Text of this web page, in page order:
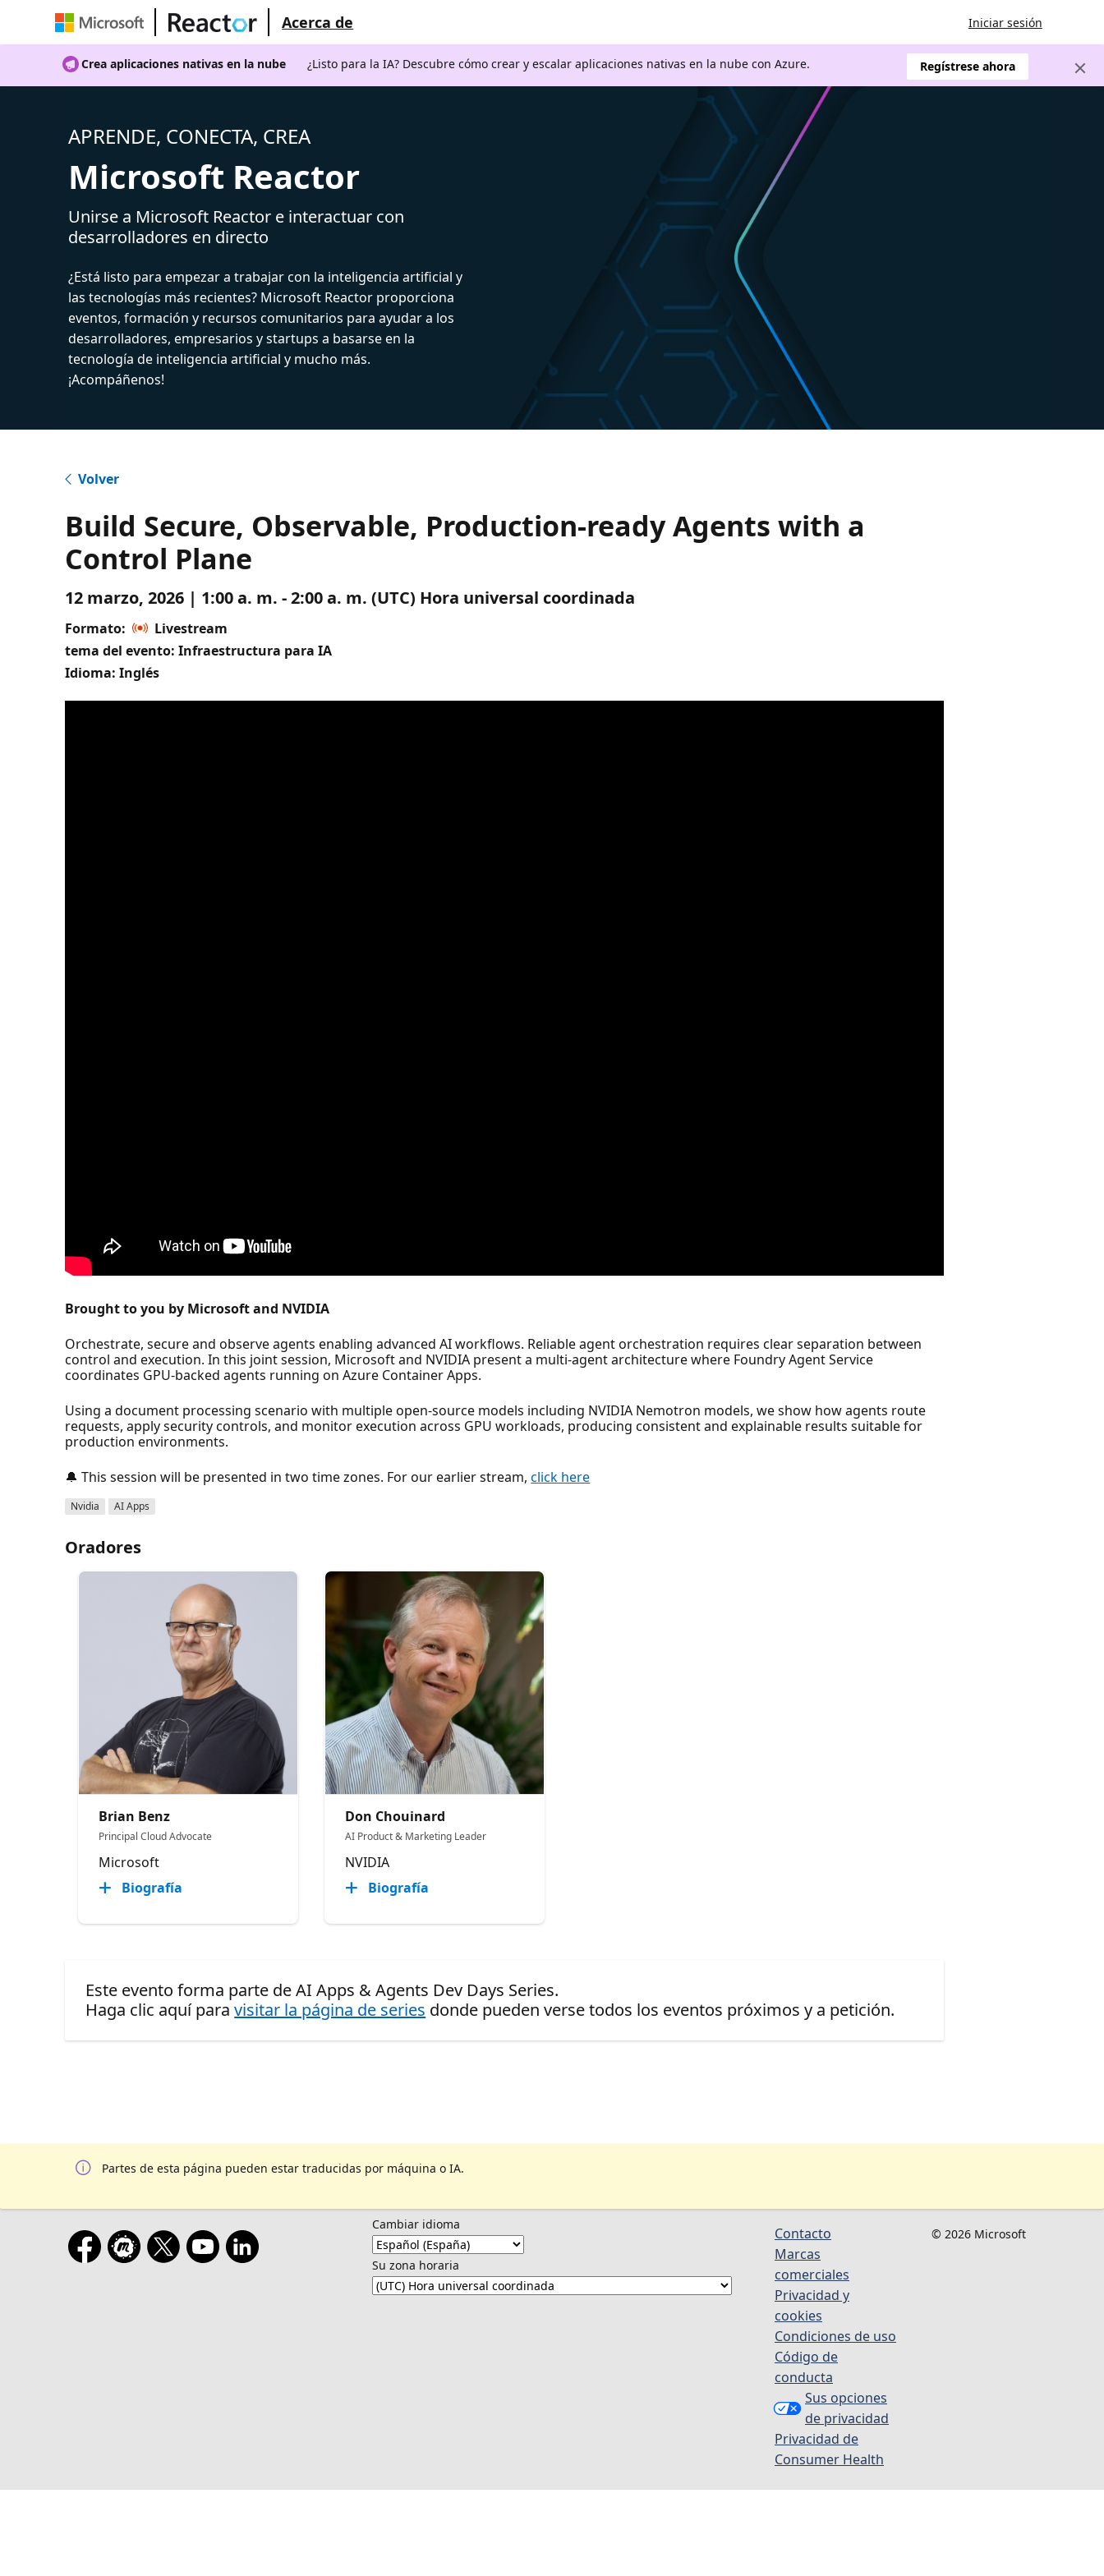
Acerca de Iniciar sesión
Crea aplicaciones nativas en la nube ¿Listo para la IA? Descubre cómo crear y escalar aplicaciones nativas en la nube con Azure. Regístrese ahora
APRENDE, CONECTA, CREA
Microsoft Reactor
Unirse a Microsoft Reactor e interactuar con
desarrolladores en directo
¿Está listo para empezar a trabajar con la inteligencia artificial y
las tecnologías más recientes? Microsoft Reactor proporciona
eventos, formación y recursos comunitarios para ayudar a los
desarrolladores, empresarios y startups a basarse en la
tecnología de inteligencia artificial y mucho más.
¡Acompáñenos!
Volver
Build Secure, Observable, Production-ready Agents with a
Control Plane
12 marzo, 2026 | 1:00 a. m. - 2:00 a. m. (UTC) Hora universal coordinada
Formato:
Livestream
tema del evento: Infraestructura para IA
Idioma: Inglés
Brought to you by Microsoft and NVIDIA
Orchestrate, secure and observe agents enabling advanced AI workflows. Reliable agent orchestration requires clear separation between
control and execution. In this joint session, Microsoft and NVIDIA present a multi-agent architecture where Foundry Agent Service
coordinates GPU-backed agents running on Azure Container Apps.
Using a document processing scenario with multiple open-source models including NVIDIA Nemotron models, we show how agents route
requests, apply security controls, and monitor execution across GPU workloads, producing consistent and explainable results suitable for
production environments.
🔔 This session will be presented in two time zones. For our earlier stream,click here
Nvidia AI Apps
Oradores
Brian Benz
Principal Cloud Advocate
Microsoft
Biografía
Don Chouinard
AI Product & Marketing Leader
NVIDIA
Biografía
Este evento forma parte de AI Apps & Agents Dev Days Series.
Haga clic aquí paravisitar la página de series donde pueden verse todos los eventos próximos y a petición.
Partes de esta página pueden estar traducidas por máquina o IA.
Cambiar idioma
Su zona horaria
Contacto
Marcas
comerciales
Privacidad y
cookies
Condiciones de uso
Código de
conducta
Sus opciones
de privacidad
Privacidad de
Consumer Health
© 2026 Microsoft